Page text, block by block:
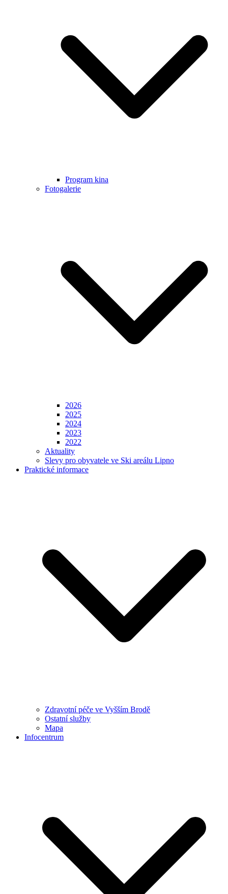
Program kina
Fotogalerie
2026
2025
2024
2023
2022
Aktuality
Slevy pro obyvatele ve Ski areálu Lipno
Praktické informace
Zdravotní péče ve Vyšším Brodě
Ostatní služby
Mapa
Infocentrum